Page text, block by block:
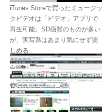
iTunes Storeで買ったミュージッ
クビデオは「ビデオ」アプリで
再生可能。SD画質のものが多い
が、実写系はあまり気にせず楽
しめる